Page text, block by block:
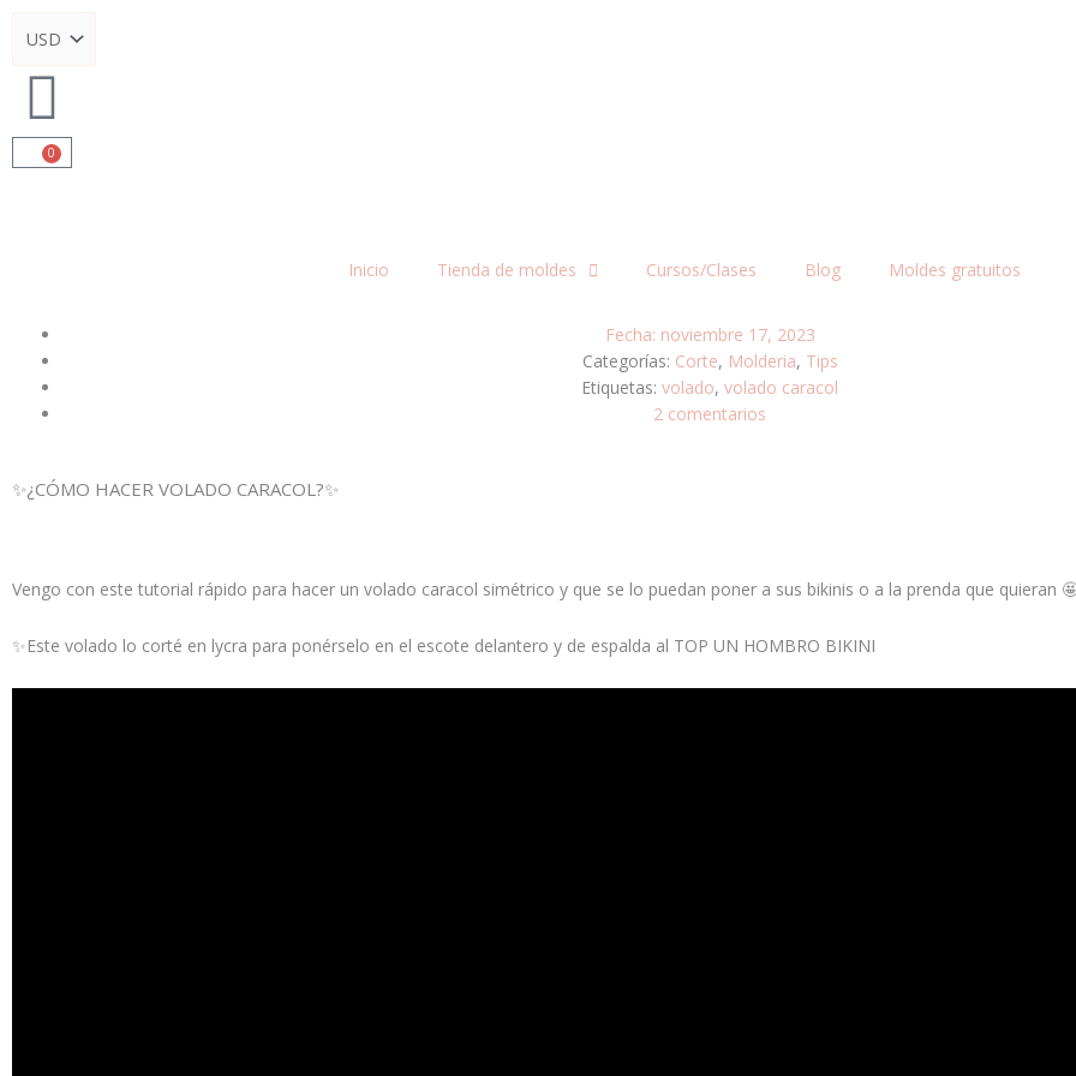
0
Cart
Inicio Tienda de moldes Cursos/Clases Blog Moldes gratuitos
Fecha: noviembre 17, 2023
Categorías: Corte, Molderia, Tips
Etiquetas: volado, volado caracol
2 comentarios
✨¿CÓMO HACER VOLADO CARACOL?✨
Vengo con este tutorial rápido para hacer un volado caracol simétrico y que se lo puedan poner a sus bikinis o a la prenda que quieran
✨Este volado lo corté en lycra para ponérselo en el escote delantero y de espalda al TOP UN HOMBRO BIKINI